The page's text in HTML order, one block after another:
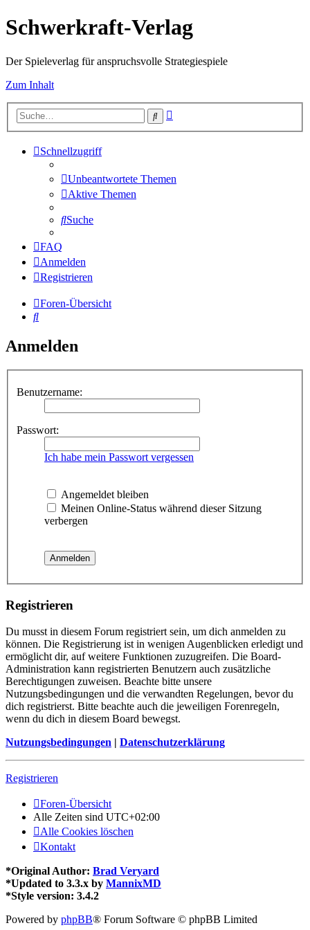
Schwerkraft-Verlag
Der Spieleverlag für anspruchsvolle Strategiespiele
Zum Inhalt
Suche
Schnellzugriff
Unbeantwortete Themen
Aktive Themen
Suche
FAQ
Anmelden
Registrieren
Foren-Übersicht
Suche
Anmelden
Benutzername:
Passwort:
Ich habe mein Passwort vergessen
Angemeldet bleiben
Meinen Online-Status während dieser Sitzung
verbergen
Registrieren
Du musst in diesem Forum registriert sein, um dich anmelden zu
können. Die Registrierung ist in wenigen Augenblicken erledigt und
ermöglicht dir, auf weitere Funktionen zuzugreifen. Die Board-
Administration kann registrierten Benutzern auch zusätzliche
Berechtigungen zuweisen. Beachte bitte unsere
Nutzungsbedingungen und die verwandten Regelungen, bevor du
dich registrierst. Bitte beachte auch die jeweiligen Forenregeln,
wenn du dich in diesem Board bewegst.
Nutzungsbedingungen | Datenschutzerklärung
Registrieren
Foren-Übersicht
Alle Zeiten sind UTC+02:00
Alle Cookies löschen
Kontakt
*Original Author: Brad Veryard
*Updated to 3.3.x by MannixMD
*Style version: 3.4.2
Powered by phpBB® Forum Software © phpBB Limited